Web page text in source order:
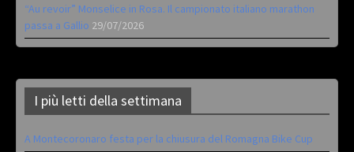
“Au revoir” Monselice in Rosa. Il campionato italiano marathon
passa a Gallio 29/07/2026
I più letti della settimana
A Montecoronaro festa per la chiusura del Romagna Bike Cup